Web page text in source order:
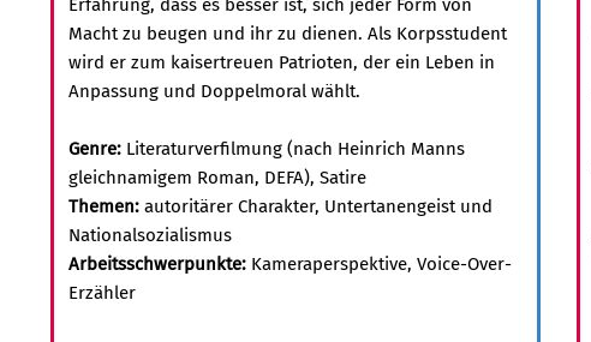
Erfahrung, dass es besser ist, sich jeder Form von
Macht zu beugen und ihr zu dienen. Als Korpsstudent
wird er zum kaisertreuen Patrioten, der ein Leben in
Anpassung und Doppelmoral wählt.
Genre: Literaturverfilmung (nach Heinrich Manns
gleichnamigem Roman, DEFA), Satire
Themen: autoritärer Charakter, Untertanengeist und
Nationalsozialismus
Arbeitsschwerpunkte: Kameraperspektive, Voice-Over-
Erzähler